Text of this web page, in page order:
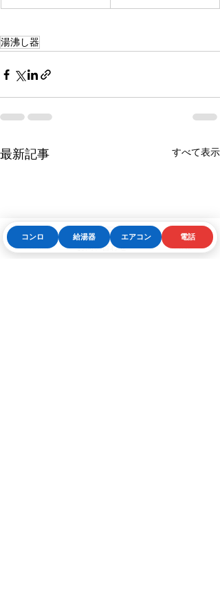
湯沸し器
最新記事 すべて表示
Phone お問い合わせフォーム LINE
コンロ 給湯器 エアコン 電話